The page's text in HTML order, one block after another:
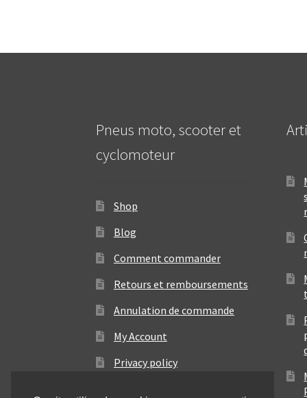
Pneus moto, scooter et
cyclomoteur
Shop
Blog
Comment commander
Retours et remboursements
Annulation de commande
My Account
Privacy policy